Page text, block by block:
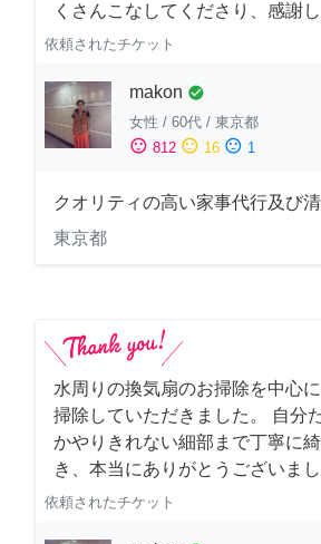
くさんこなしてくださり、感謝し
依頼されたチケット
makon check_circle
女性 / 60代 / 東京都
sentiment_satisfied 812 sentiment_neutral 16 sentiment_dissatisfied 1
クオリティの高い家事代行及び
東京都
水周りの換気扇のお掃除を中心
掃除していただきました。 自分
かやりきれない細部まで丁寧に
き、本当にありがとうございまし
依頼されたチケット